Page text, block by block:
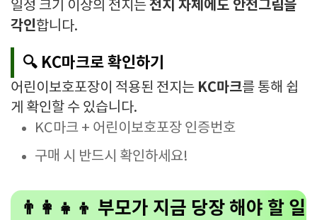
일정 크기 이상의 전지는전지 자체에도 안전그림을
각인합니다.
🔍 KC마크로 확인하기
어린이보호포장이 적용된 전지는 KC마크를 통해 쉽
게 확인할 수 있습니다.
KC마크 + 어린이보호포장 인증번호
구매 시 반드시 확인하세요!
👨‍👩‍👧‍👦 부모가 지금 당장 해야 할 일